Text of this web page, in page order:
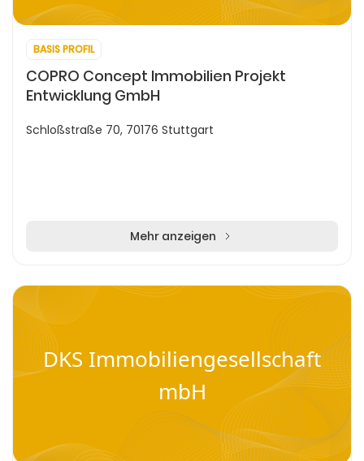
BASIS PROFIL
COPRO Concept Immobilien Projekt
Entwicklung GmbH
Schloßstraße 70, 70176 Stuttgart
Mehr anzeigen
DKS Immobiliengesellschaft
mbH